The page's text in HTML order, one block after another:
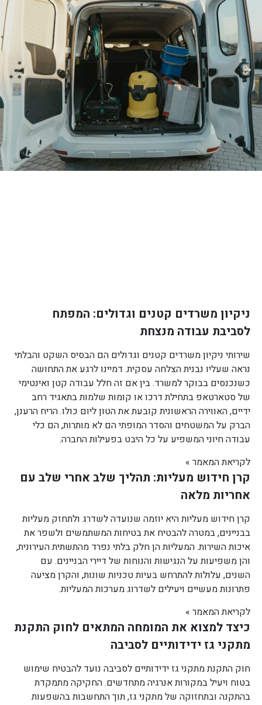
ניקיון משרדים קטנים וגדולים: המפתח
לסביבת עבודה מנצחת
שירותי ניקיון משרדים קטנים וגדולים הם הבסיס השקט והבלתי
נראה שעליו נבנית הצלחה עסקית. דמיינו לרגע את התחושה
כשנכנסים בבוקר למשרד. בין אם זה חלל עבודה קטן ואינטימי
של סטארטאפ בתחילת דרכו או קומות שלמות בתאגיד רחב
ידיים, האווירה הראשונית קובעת את הטון ליום כולו. הריח הרענן,
הברק על המשטחים והסדר המופתי הם לא מותרות, הם כלי
עבודה חיוני המשפיע על כל היבט בפעילות החברה.
לקריאת המאמר »
קרן חידוש מעליות: תהליך שלב אחרי שלב עם
אחריות מלאה
קרן חידוש מעליות היא יוזמה שנועדה לשדרג ולתחזק מעליות
בבניינים, במטרה להבטיח את בטיחות המשתמשים ולשפר את
איכות השירות. המעליות הן חלק בלתי נפרד מהתשתית העירונית,
והן משפיעות על הנגישות והנוחות של דיירי הבניינים. עם
השנים, עלולות להתרחש בעיות טכניות שונות, והקרן מציעה
פתרונות מעשיים ויעילים לשדרוג מערכות המעליות.
לקריאת המאמר »
כיצד למצוא את המומחה המתאים לחוק התקנת
מתקני גז ידידותיים לסביבה
חוק התקנת מתקני גז ידידותיים לסביבה נועד להבטיח שימוש
בטוח ויעיל במקורות אנרגיה מתחדשים. החקיקה מתמקדת
בהתקנה ובתחזוקה של מתקני גז, תוך התחשבות בהשפעות